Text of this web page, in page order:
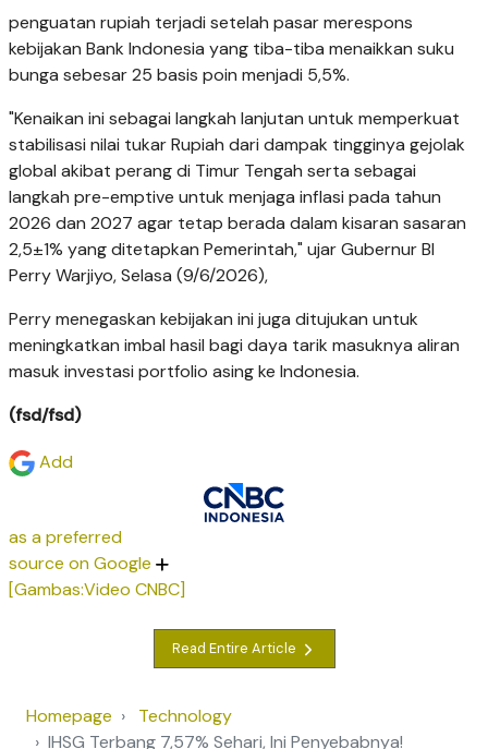
penguatan rupiah terjadi setelah pasar merespons
kebijakan Bank Indonesia yang tiba-tiba menaikkan suku
bunga sebesar 25 basis poin menjadi 5,5%.
"Kenaikan ini sebagai langkah lanjutan untuk memperkuat
stabilisasi nilai tukar Rupiah dari dampak tingginya gejolak
global akibat perang di Timur Tengah serta sebagai
langkah pre-emptive untuk menjaga inflasi pada tahun
2026 dan 2027 agar tetap berada dalam kisaran sasaran
2,5±1% yang ditetapkan Pemerintah," ujar Gubernur BI
Perry Warjiyo, Selasa (9/6/2026),
Perry menegaskan kebijakan ini juga ditujukan untuk
meningkatkan imbal hasil bagi daya tarik masuknya aliran
masuk investasi portfolio asing ke Indonesia.
(fsd/fsd)
Add
as a preferred
source on Google
[Gambas:Video CNBC]
Read Entire Article
Homepage
Technology
IHSG Terbang 7,57% Sehari, Ini Penyebabnya!